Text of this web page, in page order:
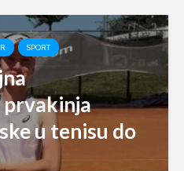
SPORT
u tenisu do